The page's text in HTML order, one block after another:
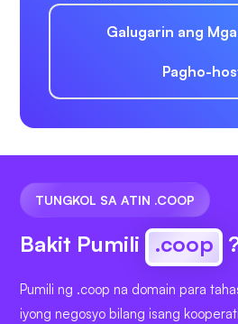
Galugarin ang
Pagho-
TUNGKOL SA ATIN .COOP
Bakit Pumili .coop
Pumili ng .coop na domain para
iyong negosyo bilang isang